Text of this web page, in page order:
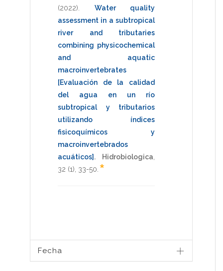
(2022)
Water quality
assessment in a subtropical
river and tributaries
combining physicochemical
and aquatic
macroinvertebrates
[Evaluación de la calidad
del agua en un río
subtropical y tributarios
utilizando índices
fisicoquímicos y
macroinvertebrados
acuáticos]. Hidrobiologica
32 (1), 33-50 *
Fecha